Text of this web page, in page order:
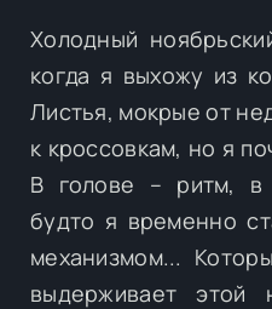
Холодный
когда я выхожу из
Листья, мокрые от
к кроссовкам, но я
В голове – ритм, в
будто я временно
механизмом...
выдерживает этой